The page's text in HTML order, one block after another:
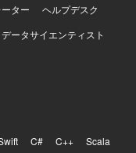
ター
ヘルプデスク
データサイエンティスト
C# C++
Scala